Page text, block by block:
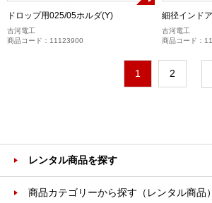
ドロップ用025/05ホルダ(Y)
古河電工
商品コード：11123900
細径インド
古河電工
商品コード：
1 2
レンタル商品を探す
商品カテゴリーから探す（レンタル商品）